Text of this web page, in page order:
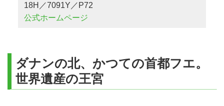
18H／7091Y／P72
公式ホームページ
ダナンの北、かつての首都フエ。
世界遺産の王宮